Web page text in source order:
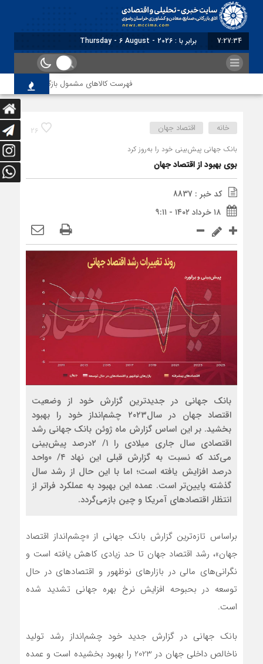
7:27:34 برابر با : Thursday - 6 August - 2026
فهرست کالاهای مشمول بازگشت ارز صادراتی
26 خانه اقتصاد جهان
بانک جهانی پیش‌بینی خود را به‌روز کرد
بوی بهبود از اقتصاد جهان
کد خبر : 8837
۱۸ خرداد ۱۴۰۲ - ۹:۱۱
بانک جهانی در جدید‌ترین گزارش خود از وضعیت
اقتصاد جهان در سال۲۰۲۳ چشم‌انداز خود را بهبود
بخشید. بر این اساس گزارش ماه ژوئن بانک جهانی رشد
اقتصادی سال جاری میلادی را ۱/ ۲درصد پیش‌بینی
می‌کند که نسبت به گزارش قبلی این نهاد ۴/ ۰واحد
درصد افزایش یافته است؛ اما با این حال از رشد سال
گذشته پایین‌تر است. عمده این بهبود به عملکرد فراتر از
انتظار اقتصادهای آمریکا و چین بازمی‌گردد.
براساس تازه‌ترین گزارش بانک جهانی از «چشم‌انداز اقتصاد
جهان»، رشد اقتصاد جهان تا حد زیادی کاهش یافته است و
نگرانی‌های مالی در بازارهای نوظهور و اقتصادهای در حال
توسعه در بحبوحه افزایش نرخ بهره جهانی تشدید شده
است.
بانک جهانی در گزارش جدید خود چشم‌انداز رشد تولید
ناخالص داخلی جهان در 2023 را بهبود بخشیده است و عمده